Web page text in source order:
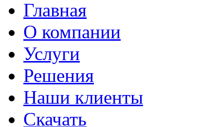
Главная
О компании
Услуги
Решения
Наши клиенты
Скачать